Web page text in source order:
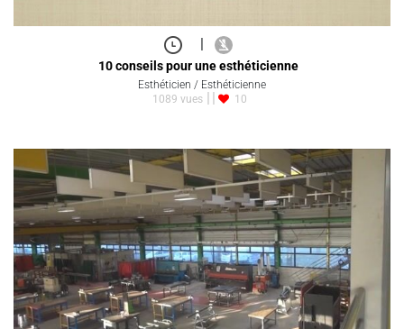
|
10 conseils pour une esthéticienne
Esthéticien / Esthéticienne
1089 vues
10